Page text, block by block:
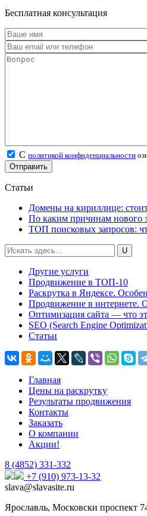
Бесплатная консультация
С политикой конфиденциальности
Статьи
Домены на кириллице:
По каким причинам нового
ТОП поисковых запросов:
Другие услуги
Продвижение в ТОП-10
Раскрутка в Яндексе.
Продвижение в интернете.
Оптимизация сайта — что
SEO (Search Engine
Статьи
Главная
Цены на раскрутку
Результаты продвижения
Контакты
Заказать
О компании
Акции!
8 (4852) 331-332
+7 (910) 973-13-32
slava@slavasite.ru
Ярославль, Московски проспект